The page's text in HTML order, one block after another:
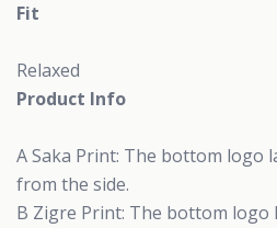
Fit
Relaxed
Product Info
A Saka Print: The bottom logo
from the side.
B Zigre Print: The bottom logo